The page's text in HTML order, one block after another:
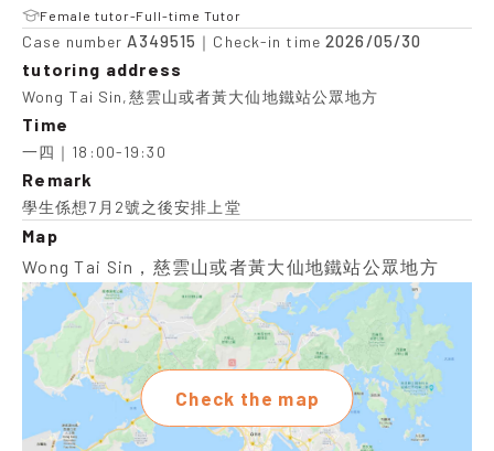
Female tutor-Full-time Tutor
Case number A349515 ｜Check-in time2026/05/30
tutoring address
Wong Tai Sin,慈雲山或者黃大仙地鐵站公眾地方
Time
一四｜18:00-19:30
Remark
學生係想7月2號之後安排上堂
Map
Wong Tai Sin，慈雲山或者黃大仙地鐵站公眾地方
Check the map